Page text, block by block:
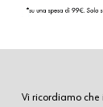
Vi ricordiamo che